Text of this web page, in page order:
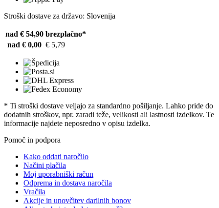
Stroški dostave za državo: Slovenija
nad € 54,90 brezplačno*
nad € 0,00 € 5,79
* Ti stroški dostave veljajo za standardno pošiljanje. Lahko pride do
dodatnih stroškov, npr. zaradi teže, velikosti ali lastnosti izdelkov. Te
informacije najdete neposredno v opisu izdelka.
Pomoč in podpora
Kako oddati naročilo
Načini plačila
Moj uporabniški račun
Odprema in dostava naročila
Vračila
Akcije in unovčitev darilnih bonov